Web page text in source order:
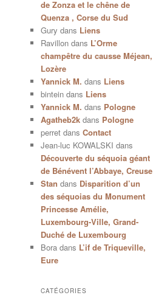
de Zonza et le chêne de
Quenza , Corse du Sud
Gury dans Liens
Ravillon dans L’Orme
champêtre du causse Méjean,
Lozère
Yannick M. dans Liens
bintein dans Liens
Yannick M. dans Pologne
Agatheb2k dans Pologne
perret dans Contact
Jean-luc KOWALSKI dans
Découverte du séquoia géant
de Bénévent l’Abbaye, Creuse
Stan dans Disparition d’un
des séquoias du Monument
Princesse Amélie,
Luxembourg-Ville, Grand-
Duché de Luxembourg
Bora dans L’if de Triqueville,
Eure
CATÉGORIES